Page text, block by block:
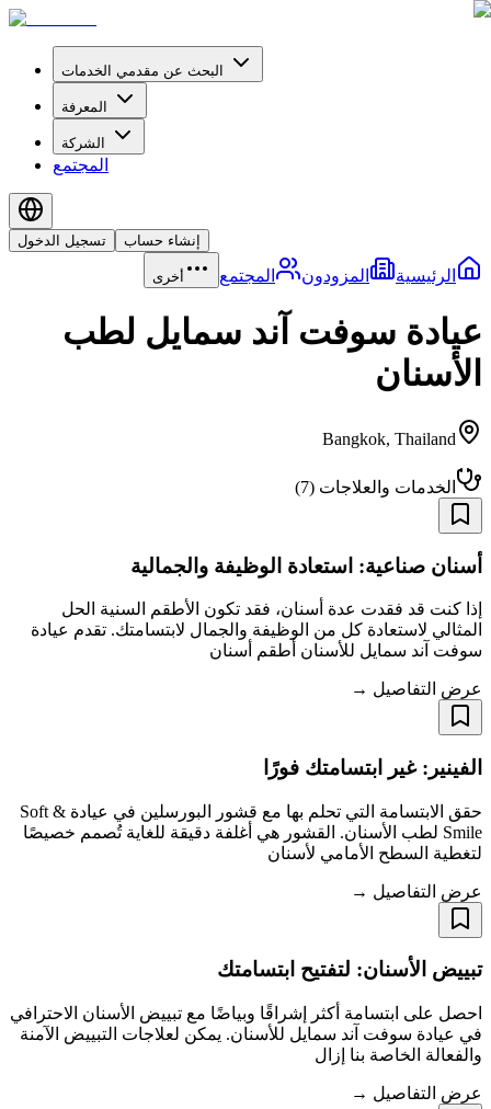
البحث عن مقدمي الخدمات
المعرفة
الشركة
المجتمع
تسجيل الدخول إنشاء حساب
الرئيسية المزودون المجتمع أخرى
عيادة سوفت آند سمايل لطب
الأسنان
Bangkok, Thailand
الخدمات والعلاجات (
7
)
أسنان صناعية: استعادة الوظيفة والجمالية
إذا كنت قد فقدت عدة أسنان، فقد تكون الأطقم السنية الحل
المثالي لاستعادة كل من الوظيفة والجمال لابتسامتك. تقدم عيادة
سوفت آند سمايل للأسنان أطقم أسنان
عرض التفاصيل →
الفينير: غير ابتسامتك فورًا
حقق الابتسامة التي تحلم بها مع قشور البورسلين في عيادة Soft &
Smile لطب الأسنان. القشور هي أغلفة دقيقة للغاية تُصمم خصيصًا
لتغطية السطح الأمامي لأسنان
عرض التفاصيل →
تبييض الأسنان: لتفتيح ابتسامتك
احصل على ابتسامة أكثر إشراقًا وبياضًا مع تبييض الأسنان الاحترافي
في عيادة سوفت آند سمايل للأسنان. يمكن لعلاجات التبييض الآمنة
والفعالة الخاصة بنا إزال
عرض التفاصيل →